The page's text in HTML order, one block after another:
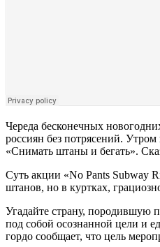
Череда бесконечных
россиян без потрясений.
«Снимать штаны и бегать».
Суть акции «No Pants Subway
штанов, но в куртках,
Угадайте страну, породившую
под собой осознанной цели и
гордо сообщает, что цель